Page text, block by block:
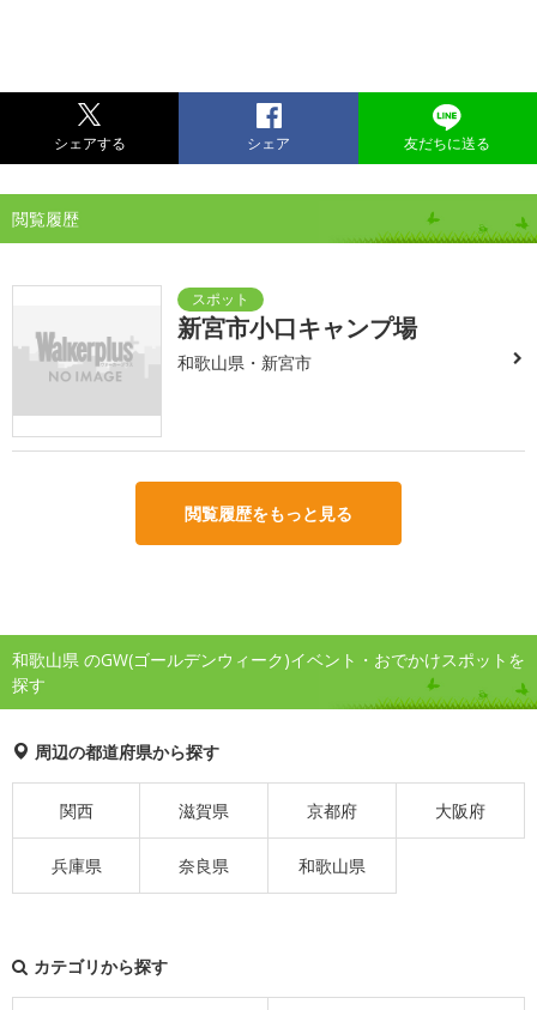
シェアする シェア 友だちに送る
閲覧履歴
新宮市小口キャンプ場
和歌山県・新宮市
閲覧履歴をもっと見る
和歌山県 のGW(ゴールデンウィーク)イベント・おでかけスポットを
探す
周辺の都道府県から探す
関西 滋賀県 京都府 大阪府
兵庫県 奈良県 和歌山県
カテゴリから探す